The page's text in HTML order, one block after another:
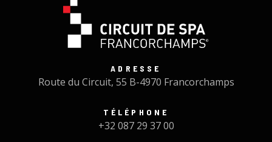
ADRESSE
Route du Circuit, 55 B-4970 Francorchamps
TÉLÉPHONE
+32 087 29 37 00